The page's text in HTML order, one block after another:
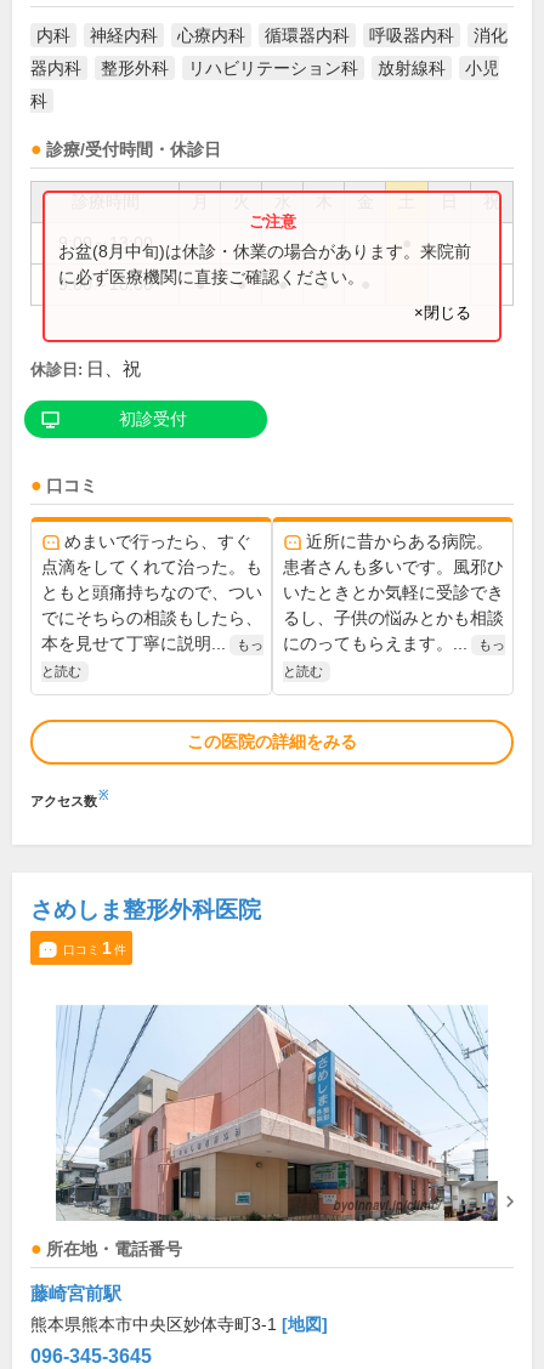
内科 神経内科 心療内科 循環器内科 呼吸器内科
消化
器内科
整形外科 リハビリテーション科 放射線科
小児
科
診療/受付時間・休診日
祝
9:00～13:00
9:00～18:00 ● ● ● ●
お盆(8月中旬)は休診・休業の場合があります。来院前
に必ず医療機関に直接ご確認ください。
×閉じる
休診日: 日、祝
初診受付
口コミ
めまいで行ったら、すぐ
点滴をしてくれて治った。も
ともと頭痛持ちなので、つい
でにそちらの相談もしたら、
本を見せて丁寧に説明...
もっ
と読む
近所に昔からある病院。
患者さんも多いです。風邪ひ
いたときとか気軽に受診でき
るし、子供の悩みとかも相談
にのってもらえます。...
もっ
と読む
この医院の詳細をみる
アクセス数※
さめしま整形外科医院
口コミ 1件
所在地・電話番号
藤崎宮前駅
熊本県熊本市中央区妙体寺町3-1 [地図]
096-345-3645